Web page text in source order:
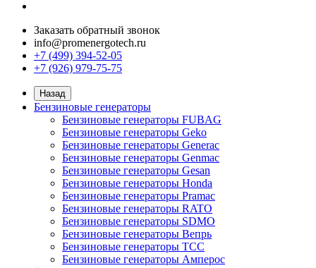
Заказать обратный звонок
info@promenergotech.ru
+7 (499) 394-52-05
+7 (926) 979-75-75
Назад
Бензиновые генераторы
Бензиновые генераторы FUBAG
Бензиновые генераторы Geko
Бензиновые генераторы Generac
Бензиновые генераторы Genmac
Бензиновые генераторы Gesan
Бензиновые генераторы Honda
Бензиновые генераторы Pramac
Бензиновые генераторы RATO
Бензиновые генераторы SDMO
Бензиновые генераторы Вепрь
Бензиновые генераторы ТСС
Бензиновые генераторы Амперос